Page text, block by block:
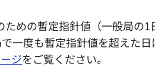
めの暫定指針値（一般局の
一度も暫定指針値を超えた
ジをご覧ください。